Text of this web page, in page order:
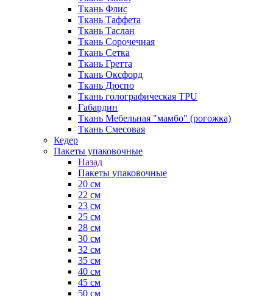
Ткань Флис
Ткань Таффета
Ткань Таслан
Ткань Сорочечная
Ткань Сетка
Ткань Гретта
Ткань Оксфорд
Ткань Дюспо
Ткань голографическая TPU
Габардин
Ткань Мебельная "мамбо" (рогожка)
Ткань Смесовая
Кедер
Пакеты упаковочные
Назад
Пакеты упаковочные
20 см
22 см
23 см
25 см
28 см
30 см
32 см
35 см
40 см
45 см
50 см